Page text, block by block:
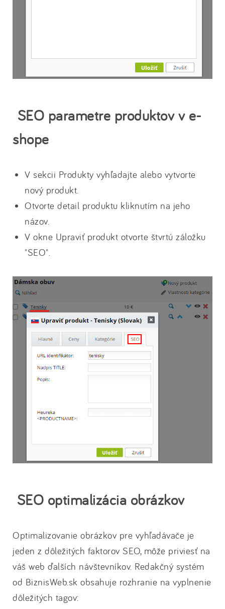
SEO parametre produktov v e-
shope
V sekcii Produkty vyhľadajte alebo vytvorte
nový produkt.
Otvorte detail produktu kliknutím na jeho
názov.
V okne Upraviť produkt otvorte štvrtú záložku
"SEO".
SEO optimalizácia obrázkov
Optimalizovanie obrázkov pre vyhľadávače je
jeden z dôležitých faktorov SEO, môže priviesť na
váš web ďalších návštevníkov. Redakčný systém
od BiznisWeb.sk obsahuje rozhranie na vyplnenie
dôležitých tagov: